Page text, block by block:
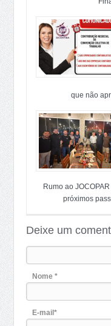
que não
Rumo ao
próximos
Deixe um
Nome *
E-mail*